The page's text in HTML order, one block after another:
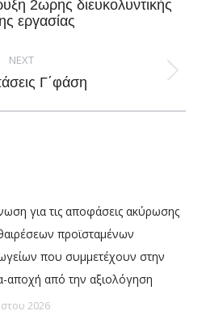
Previous
post:
2ωρης διευκολυντικής
εργασίας
NEXT
NextΓ΄φάση
για τις αποφάσεις ακύρωσης
προϊσταμένων
που συμμετέχουν στην
αποχή από την αξιολόγηση
2026